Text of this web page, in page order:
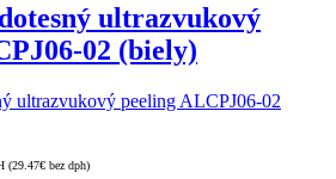
ultrazvukový
02 (biely)
ultrazvukový peeling ALCPJ06-02
(29.47€ bez dph)